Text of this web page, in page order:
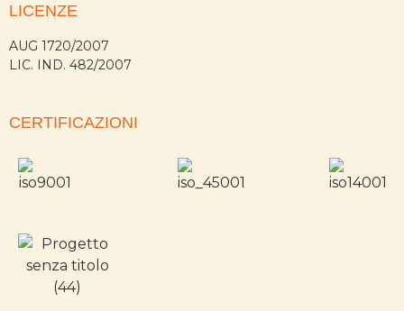
LICENZE
AUG 1720/2007
LIC. IND. 482/2007
CERTIFICAZIONI